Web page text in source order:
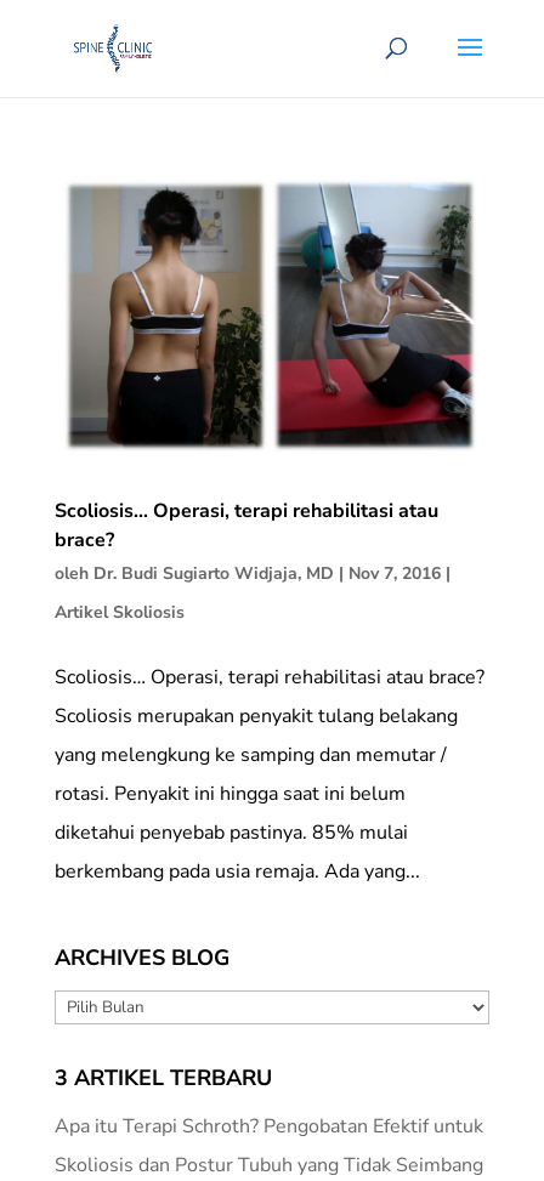
Scoliosis… Operasi, terapi rehabilitasi atau
brace?
oleh Dr. Budi Sugiarto Widjaja, MD | Nov 7, 2016|
Artikel Skoliosis
Scoliosis… Operasi, terapi rehabilitasi atau brace?
Scoliosis merupakan penyakit tulang belakang
yang melengkung ke samping dan memutar /
rotasi. Penyakit ini hingga saat ini belum
diketahui penyebab pastinya. 85% mulai
berkembang pada usia remaja. Ada yang...
ARCHIVES BLOG
ARCHIVES
3 ARTIKEL TERBARU
Apa itu Terapi Schroth? Pengobatan Efektif untuk
Skoliosis dan Postur Tubuh yang Tidak Seimbang